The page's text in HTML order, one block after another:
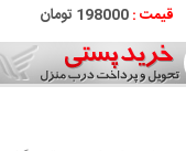
قیمت :198000 تومان